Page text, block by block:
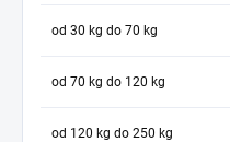
od 30 kg do 70 kg
od 70 kg do 120 kg
od 120 kg do 250 kg